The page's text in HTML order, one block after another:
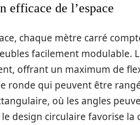
efficace de l’espace
chaque mètre carré
facilement modulable.
offrant un maximum de
ronde qui peuvent être
où les angles
le design circulaire favorise